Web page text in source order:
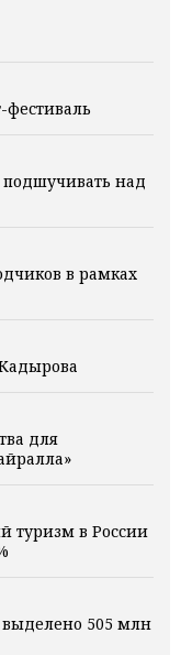
фестиваль
подшучивать над
в рамках
для
туризм в России
505 млн